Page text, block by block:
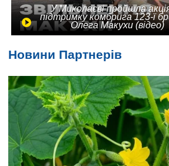
У Миколаєві пройшла
підтримку комбрига 123-ї
Олега Макухи (відео)